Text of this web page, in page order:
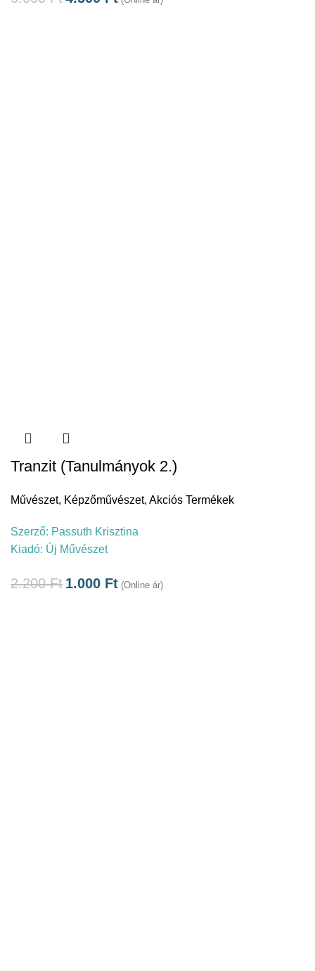
Tranzit (Tanulmányok 2.)
Művészet, Képzőművészet, Akciós Termékek
Szerző: Passuth Krisztina
Kiadó: Új Művészet
2.200Ft 1.000 Ft (Online ár)